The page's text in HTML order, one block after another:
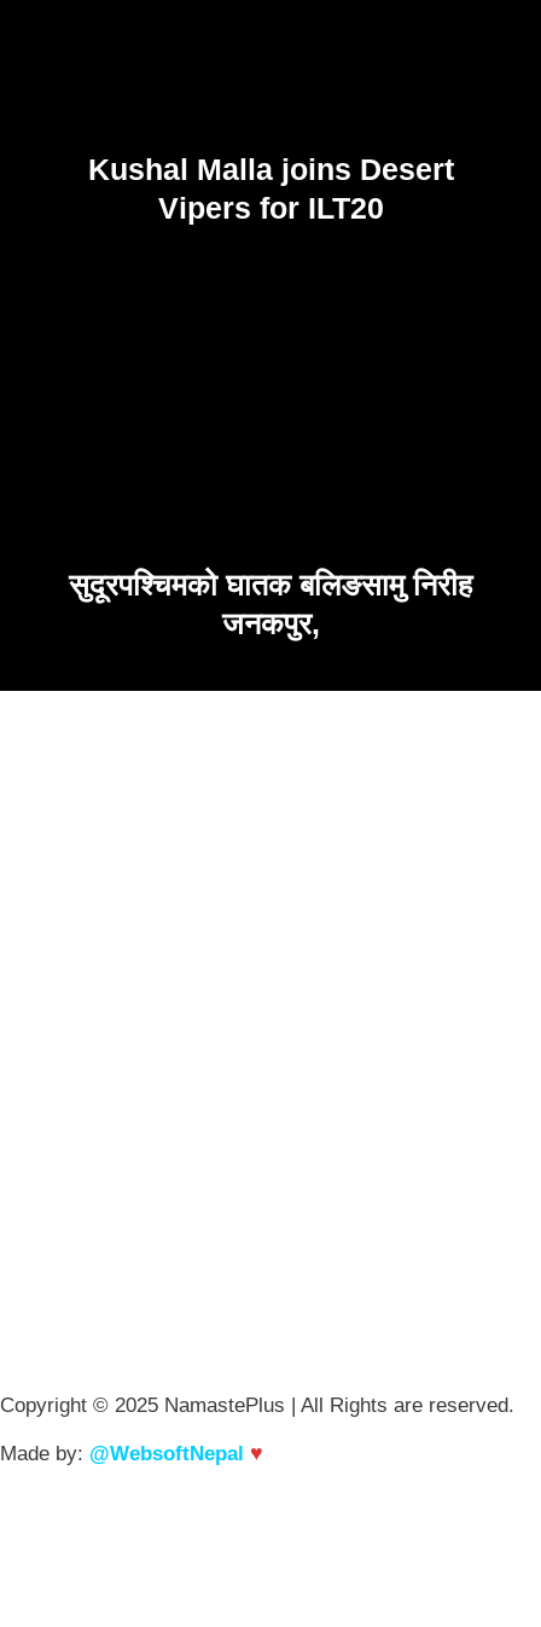
Kushal Malla joins Desert
Vipers for ILT20
सुदूरपश्चिमको घातक बलिङसामु निरीह
जनकपुर,
Copyright © 2025 NamastePlus | All Rights are reserved.
Made by: @WebsoftNepal ♥